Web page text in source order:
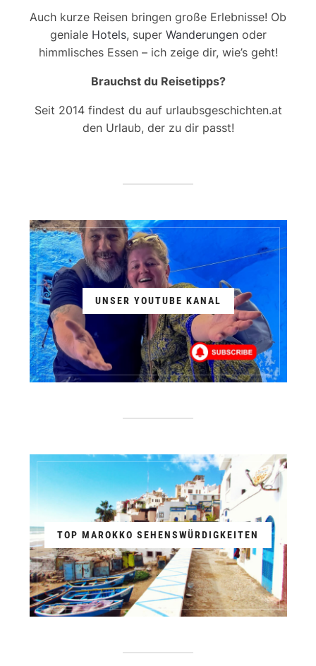
Auch kurze Reisen bringen große Erlebnisse! Ob
geniale Hotels, super Wanderungenoder
himmlisches Essen – ich zeige dir, wie’s geht!
Brauchst du Reisetipps?
Seit 2014 findest du auf urlaubsgeschichten.at
den Urlaub, der zu dir passt!
UNSER YOUTUBE KANAL
TOP MAROKKO SEHENSWÜRDIGKEITEN